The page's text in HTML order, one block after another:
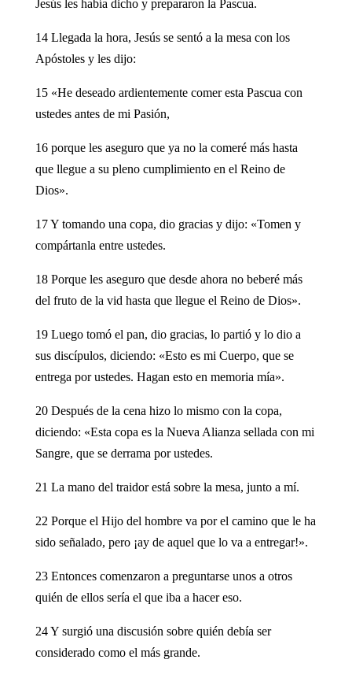
Jesús les había dicho y prepararon la Pascua.
14 Llegada la hora, Jesús se sentó a la mesa con los
Apóstoles y les dijo:
15 «He deseado ardientemente comer esta Pascua con
ustedes antes de mi Pasión,
16 porque les aseguro que ya no la comeré más hasta
que llegue a su pleno cumplimiento en el Reino de
Dios».
17 Y tomando una copa, dio gracias y dijo: «Tomen y
compártanla entre ustedes.
18 Porque les aseguro que desde ahora no beberé más
del fruto de la vid hasta que llegue el Reino de Dios».
19 Luego tomó el pan, dio gracias, lo partió y lo dio a
sus discípulos, diciendo: «Esto es mi Cuerpo, que se
entrega por ustedes. Hagan esto en memoria mía».
20 Después de la cena hizo lo mismo con la copa,
diciendo: «Esta copa es la Nueva Alianza sellada con mi
Sangre, que se derrama por ustedes.
21 La mano del traidor está sobre la mesa, junto a mí.
22 Porque el Hijo del hombre va por el camino que le ha
sido señalado, pero ¡ay de aquel que lo va a entregar!».
23 Entonces comenzaron a preguntarse unos a otros
quién de ellos sería el que iba a hacer eso.
24 Y surgió una discusión sobre quién debía ser
considerado como el más grande.